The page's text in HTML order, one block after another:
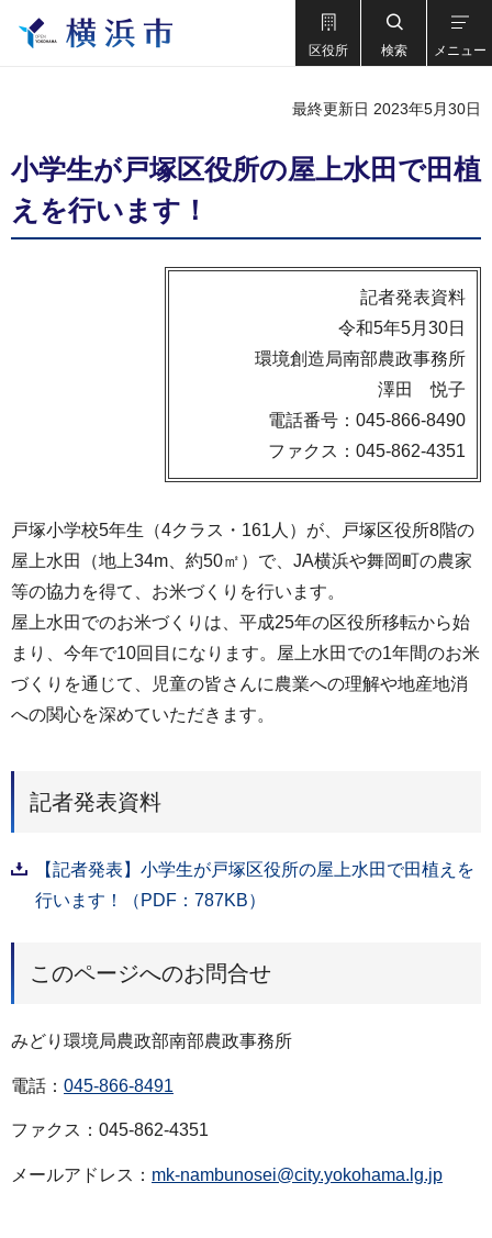
区役所 検索 メニュー
最終更新日 2023年5月30日
小学生が戸塚区役所の屋上水田で田植
えを行います！
記者発表資料
令和5年5月30日
環境創造局南部農政事務所
澤田 悦子
電話番号：045-866-8490
ファクス：045-862-4351
戸塚小学校5年生（4クラス・161人）が、戸塚区役所8階の
屋上水田（地上34m、約50㎡）で、JA横浜や舞岡町の農家
等の協力を得て、お米づくりを行います。
屋上水田でのお米づくりは、平成25年の区役所移転から始
まり、今年で10回目になります。屋上水田での1年間のお米
づくりを通じて、児童の皆さんに農業への理解や地産地消
への関心を深めていただきます。
記者発表資料
【記者発表】小学生が戸塚区役所の屋上水田で田植えを
行います！（PDF：787KB）
このページへのお問合せ
みどり環境局農政部南部農政事務所
電話： 045-866-8491
ファクス：045-862-4351
メールアドレス： mk-nambunosei@city.yokohama.lg.jp